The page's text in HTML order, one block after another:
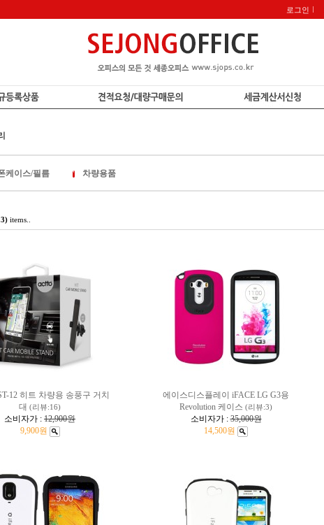
로그인
케이스/필름 차량용품
items..
12 히트 차량용 송풍구 거치
대 (리뷰:16)
소비자가 : 12,900원
9,900원
에이스디스플레이 iFACE LG G3용
Revolution 케이스 (리뷰:3)
소비자가 :35,000원
14,500원